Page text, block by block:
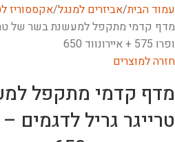
עמוד הבית אביזרים למנגל אקססוריז
ופרו 575 + איירונווד 650
חזרה למוצרים
מדף קדמי מתקפל